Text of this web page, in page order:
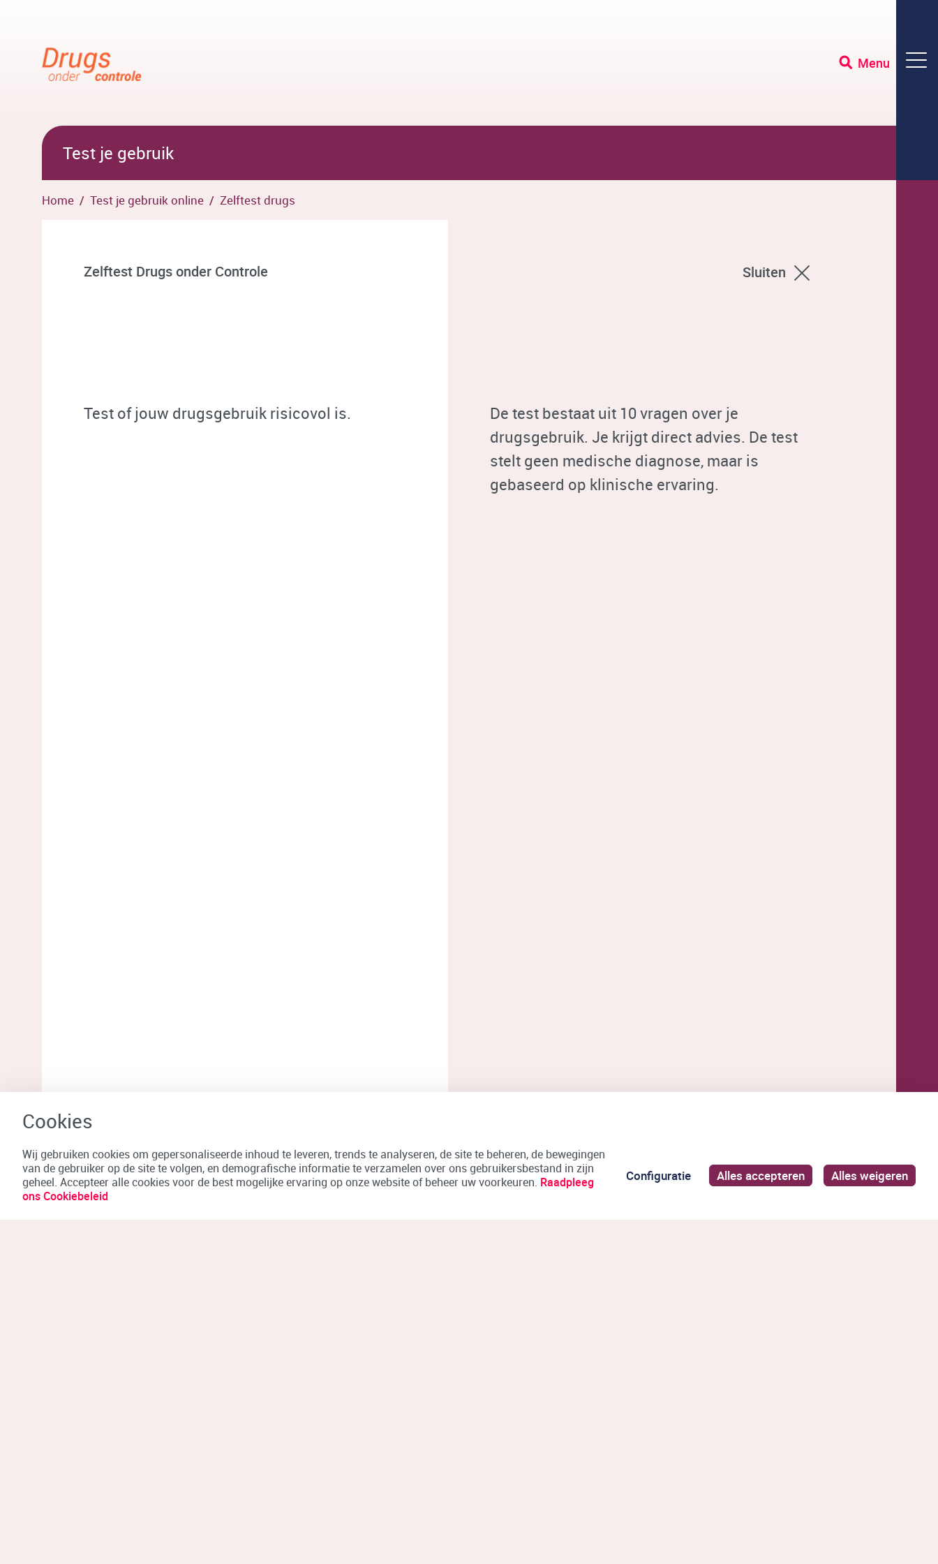
Menu
Test je gebruik
Home Test je gebruik online Zelftest drugs
Zelftest Drugs onder Controle Sluiten
Test of jouw drugsgebruik risicovol is.
De test bestaat uit 10 vragen over je
drugsgebruik. Je krijgt direct advies. De test
stelt geen medische diagnose, maar is
gebaseerd op klinische ervaring.
Wij gebruiken cookies om gepersonaliseerde inhoud te leveren, trends te analyseren, de site te beheren, de bewegingen
van de gebruiker op de site te volgen, en demografische informatie te verzamelen over ons gebruikersbestand in zijn
geheel. Accepteer alle cookies voor de best mogelijke ervaring op onze website of beheer uw voorkeuren. Raadpleeg
ons Cookiebeleid
Configuratie Alles accepteren Alles weigeren